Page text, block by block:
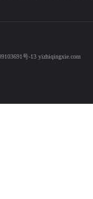
号-13 yizhiqingxie.com